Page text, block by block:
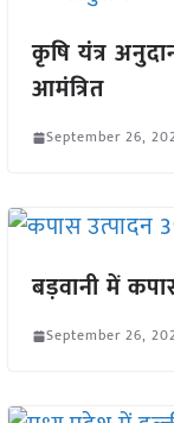
कृषि यंत्र
आमंत्रित
September 26,
बड़वानी में
September 26,